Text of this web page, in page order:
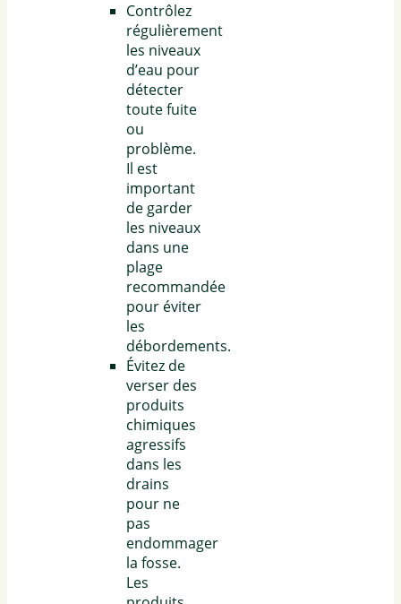
Contrôlez
régulièrement
les niveaux
d’eau pour
détecter
toute fuite
ou
problème.
Il est
important
de garder
les niveaux
dans une
plage
recommandée
pour éviter
les
débordements.
Évitez de
verser des
produits
chimiques
agressifs
dans les
drains
pour ne
pas
endommager
la fosse.
Les